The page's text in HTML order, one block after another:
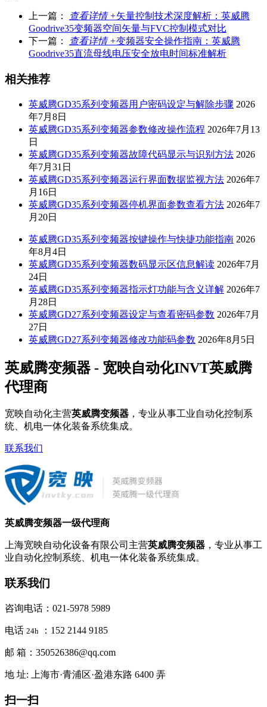
上一篇： 查看详情 +矢量控制技术深度解析：英威腾
Goodrive35变频器空间矢量与FVC控制模式对比
下一篇：
查看详情 +变频器安全操作指南：英威腾
Goodrive35直流母线电压安全放电时间标准解析
相关推荐
英威腾GD35系列变频器用户密码设定与解除步骤 2026
年7月8日
英威腾GD35系列变频器参数修改操作流程 2026年7月13
日
英威腾GD35系列变频器故障代码显示与识别方法 2026
年7月31日
英威腾GD35系列变频器运行界面数据监视方法 2026年7
月16日
英威腾GD35系列变频器停机界面参数查看方法 2026年7
月20日
英威腾GD35系列变频器按键操作与快捷功能指南 2026
年8月4日
英威腾GD35系列变频器数码显示区信息解读 2026年7月
24日
英威腾GD35系列变频器指示灯功能与含义详解 2026年7
月28日
英威腾GD27系列变频器设定与查看密码参数 2026年7月
27日
英威腾GD27系列变频器修改功能码参数 2026年8月5日
英威腾变频器 - 宽映自动化INVT英威腾
代理商
宽映自动化主营英威腾变频器 ，专业从事工业自动化控制系
统、机电一体化装备系统集成。
联系我们
英威腾变频器一级代理商
上海宽映自动化设备有限公司主营英威腾变频器 ，专业从事工
业自动化控制系统、机电一体化装备系统集成。
联系我们
咨询电话：021-5978 5989
电话 24h ：152 2144 9185
邮 箱：350526386@qq.com
地 址: 上海市·青浦区·盈港东路 6400 弄
扫一扫